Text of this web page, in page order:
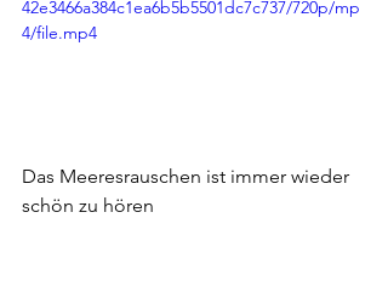
42e3466a384c1ea6b5b5501dc7c737/720p/mp
4/file.mp4
Das Meeresrauschen ist immer wieder
schön zu hören